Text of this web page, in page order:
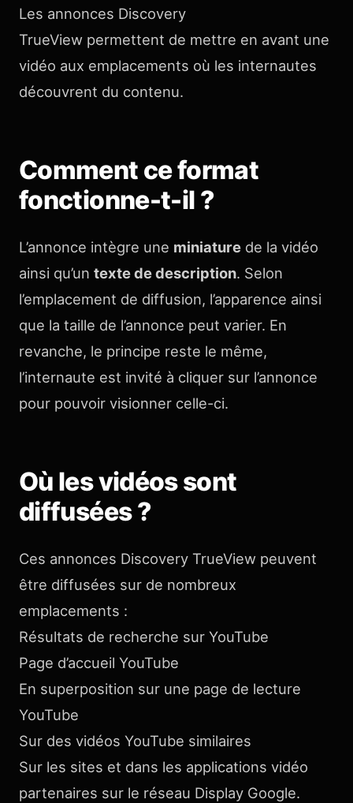
Les annonces Discovery
TrueView permettent de mettre en avant une
vidéo aux emplacements où les internautes
découvrent du contenu.
Comment ce format
fonctionne-t-il ?
L’annonce intègre une miniature de la vidéo
ainsi qu’un texte de description. Selon
l’emplacement de diffusion, l’apparence ainsi
que la taille de l’annonce peut varier. En
revanche, le principe reste le même,
l’internaute est invité à cliquer sur l’annonce
pour pouvoir visionner celle-ci.
Où les vidéos sont
diffusées ?
Ces annonces Discovery TrueView peuvent
être diffusées sur de nombreux
emplacements :
Résultats de recherche sur YouTube
Page d’accueil YouTube
En superposition sur une page de lecture
YouTube
Sur des vidéos YouTube similaires
Sur les sites et dans les applications vidéo
partenaires sur le réseau Display Google.